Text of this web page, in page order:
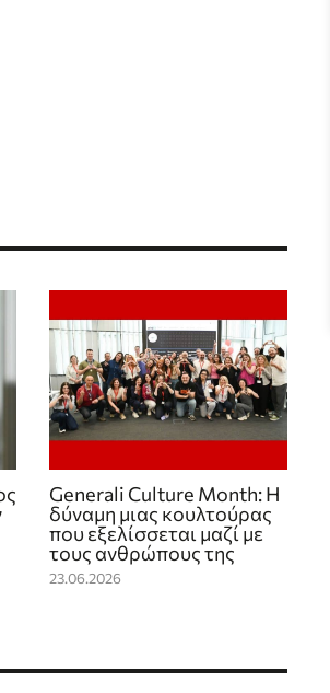
Generali Culture Month: Η
δύναμη μιας κουλτούρας
που εξελίσσεται μαζί με
τους ανθρώπους της
23.06.2026